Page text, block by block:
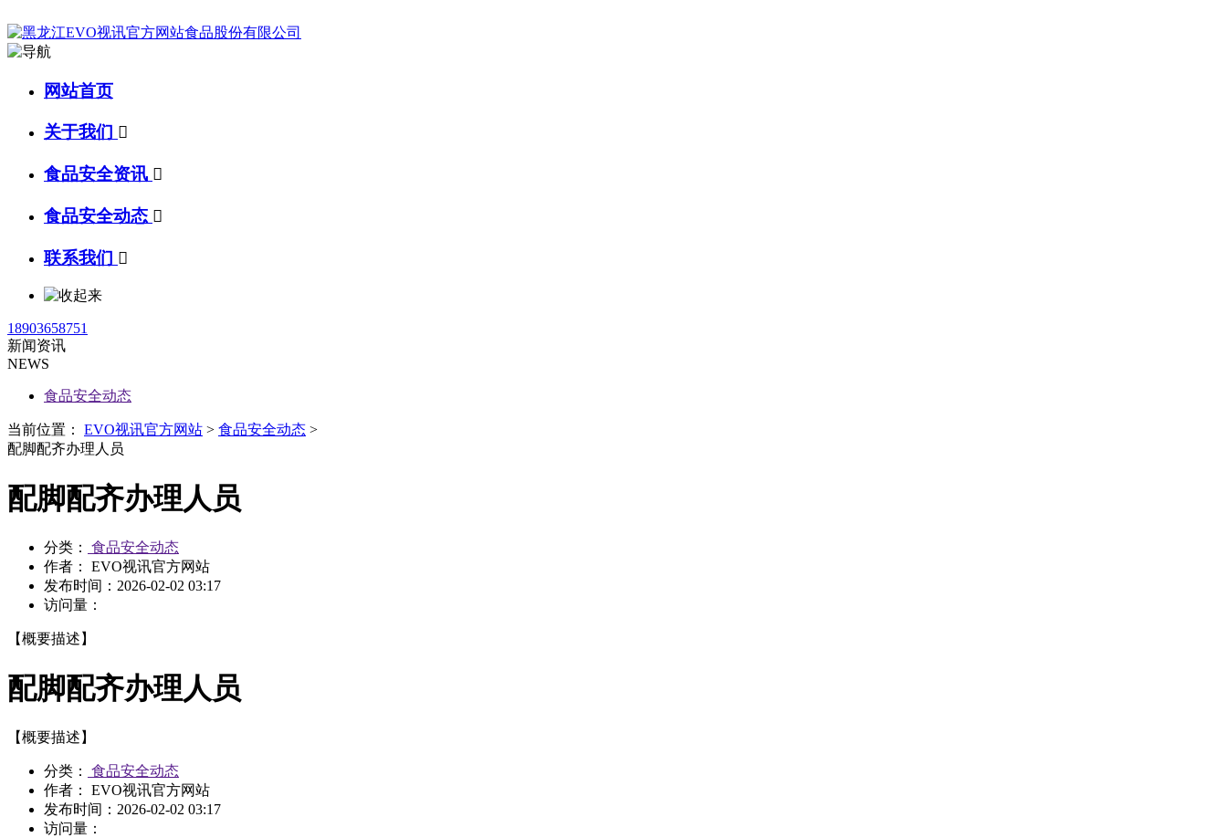
网站首页
关于我们 
食品安全资讯 
食品安全动态 
联系我们 
18903658751
新闻资讯
NEWS
食品安全动态
当前位置： EVO视讯官方网站 > 食品安全动态 >
配脚配齐办理人员
配脚配齐办理人员
分类：
食品安全动态
作者： EVO视讯官方网站
发布时间： 2026-02-02 03:17
访问量：
【概要描述】
配脚配齐办理人员
【概要描述】
分类：
食品安全动态
作者： EVO视讯官方网站
发布时间： 2026-02-02 03:17
访问量：